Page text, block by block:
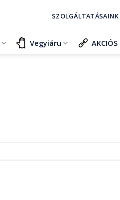
SZOLGÁLTATÁSAINK
Vegyiáru AKCIÓS